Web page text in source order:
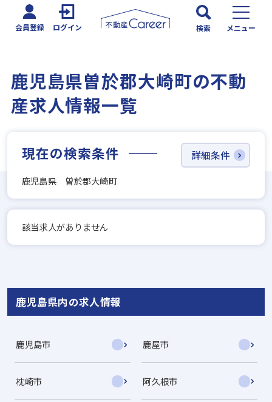
会員登録 ログイン 検索 メニュー
鹿児島県曽於郡大崎町の不動
産求人情報一覧
現在の検索条件
鹿児島県 曽於郡大崎町
詳細条件
該当求人がありません
鹿児島県内の求人情報
鹿児島市 鹿屋市
枕崎市 阿久根市